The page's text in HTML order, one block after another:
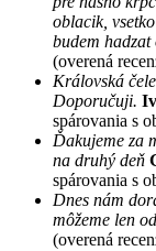
oblacik,
budem
(overená
Královská
Doporučuji.
spárovania s
Ďakujeme za
na druhý deň
spárovania s
Dnes nám
môžeme len
(overená